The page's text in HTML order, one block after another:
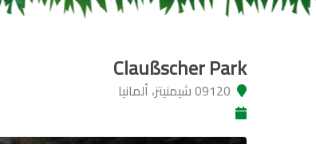
Claußscher Park
09120 شيمنيتز، ألمانيا